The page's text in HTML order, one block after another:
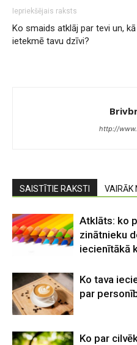
Iepriekšējais raksts
Ko smaids atklāj par tevi un, kā
ietekmē tavu dzīvi?
http://
SAISTĪTIE RAKSTI VAIRĀK
Atklāts: ko
zinātnieku
iecienītākā
Ko tava
par
Ko par